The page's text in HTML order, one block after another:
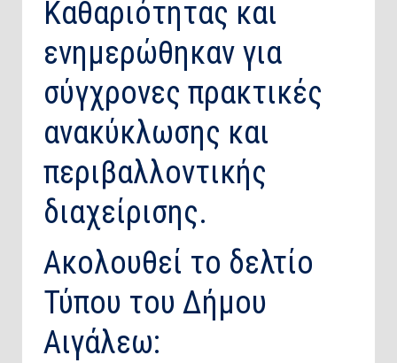
Καθαριότητας και
ενημερώθηκαν για
σύγχρονες πρακτικές
ανακύκλωσης και
περιβαλλοντικής
διαχείρισης.
Ακολουθεί το δελτίο
Τύπου του Δήμου
Αιγάλεω: